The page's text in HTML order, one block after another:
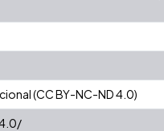
(CC BY-NC-ND 4.0)